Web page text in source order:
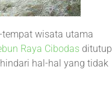
tempat wisata utama
Raya Cibodas ditutup
hal-hal yang tidak